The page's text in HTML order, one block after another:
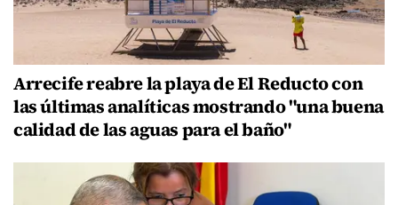
Arrecife reabre la playa de El Reducto con
las últimas analíticas mostrando "una buena
calidad de las aguas para el baño"